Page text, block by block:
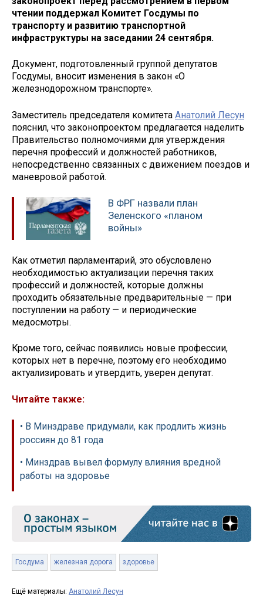
чтении поддержал Комитет Госдумы по
транспорту и развитию транспортной
инфраструктуры на заседании 24 сентября.
Документ, подготовленный группой депутатов
Госдумы, вносит изменения в закон «О
железнодорожном транспорте».
Заместитель председателя комитета Анатолий Лесун
пояснил, что законопроектом предлагается наделить
Правительство полномочиями для утверждения
перечня профессий и должностей работников,
непосредственно связанных с движением поездов и
маневровой работой.
В ФРГ назвали план
Зеленского «планом
войны»
Как отметил парламентарий, это обусловлено
необходимостью актуализации перечня таких
профессий и должностей, которые должны
проходить обязательные предварительные — при
поступлении на работу — и периодические
медосмотры.
Кроме того, сейчас появились новые профессии,
которых нет в перечне, поэтому его необходимо
актуализировать и утвердить, уверен депутат.
Читайте также:
• В Минздраве придумали, как продлить жизнь
россиян до 81 года
• Минздрав вывел формулу влияния вредной
работы на здоровье
Госдума железная дорога здоровье
Ещё материалы: Анатолий Лесун